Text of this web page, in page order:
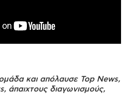
και απόλαυσε Top News,
άπαιχτους διαγωνισμούς,